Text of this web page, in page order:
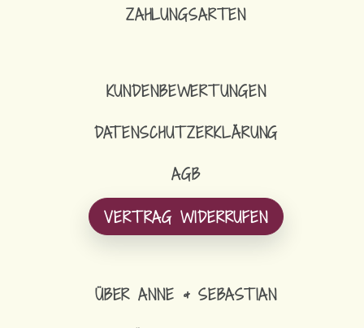
16,90€
ZAHLUNGSARTEN
KUNDENBEWERTUNGEN
DATENSCHUTZERKLÄRUNG
AGB
VERTRAG WIDERRUFEN
ÜBER ANNE & SEBASTIAN